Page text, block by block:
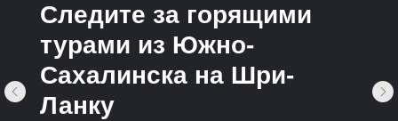
Следите за горящими
турами из Южно-
Сахалинска на Шри-
Ланку